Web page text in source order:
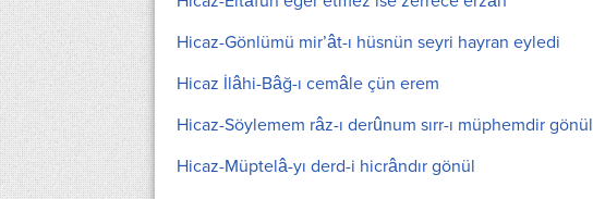
Hicaz-Gönlümü mir’ât-ı hüsnün seyri hayran eyledi
Hicaz İlâhi-Bâğ-ı cemâle çün erem
Hicaz-Söylemem râz-ı derûnum sırr-ı müphemdir gönül
Hicaz-Müptelâ-yı derd-i hicrândır gönül